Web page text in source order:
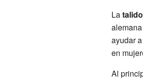
La
ayudar
en
Al